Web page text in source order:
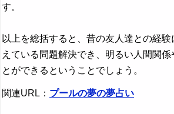
す。
以上を総括すると、昔の友人達との経
えている問題解決でき、明るい人間関係
とができるということでしょう。
関連URL： プールの夢の夢占い